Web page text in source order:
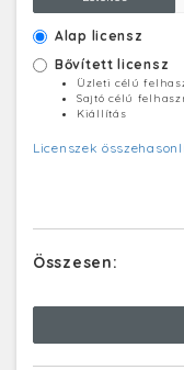
Alap licensz
Bővített licensz
Üzleti célú
Sajtó célú
Kiállítás
Licenszek
Összesen: